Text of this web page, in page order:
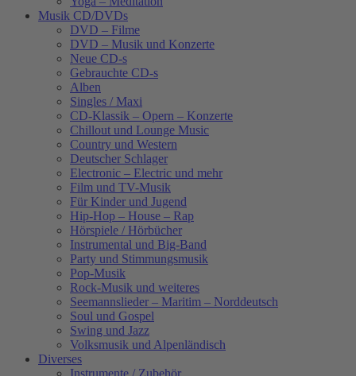
Musik CD/DVDs
DVD – Filme
DVD – Musik und Konzerte
Neue CD-s
Gebrauchte CD-s
Alben
Singles / Maxi
CD-Klassik – Opern – Konzerte
Chillout und Lounge Music
Country und Western
Deutscher Schlager
Electronic – Electric und mehr
Film und TV-Musik
Für Kinder und Jugend
Hip-Hop – House – Rap
Hörspiele / Hörbücher
Instrumental und Big-Band
Party und Stimmungsmusik
Pop-Musik
Rock-Musik und weiteres
Seemannslieder – Maritim – Norddeutsch
Soul und Gospel
Swing und Jazz
Volksmusik und Alpenländisch
Diverses
Instrumente / Zubehör